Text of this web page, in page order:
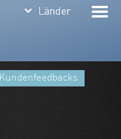
keyboard_arrow_down Länder
Indonesien
keyboard_arrow_down Länder
Kundenfeedbacks